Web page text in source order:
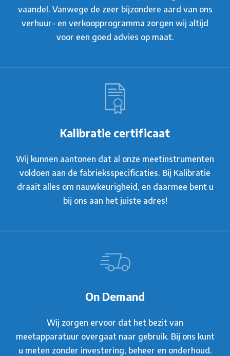
vaandel. Vanwege de zeer bijzondere aard van ons
verhuur- en verkoopprogramma zorgen wij altijd
voor een goed advies op maat.
Kalibratie certificaat
Wij kunnen aantonen dat al onze meetinstrumenten
voldoen aan de fabrieksspecificaties. Bij Kalibratie
draait alles om nauwkeurigheid, en daarmee bent u
bij ons aan het juiste adres!
On Demand
Wij zorgen ervoor dat het bezit van
meetapparatuur overgaat naar gebruik. Bij ons kunt
u meten zonder investering, beheer en onderhoud.